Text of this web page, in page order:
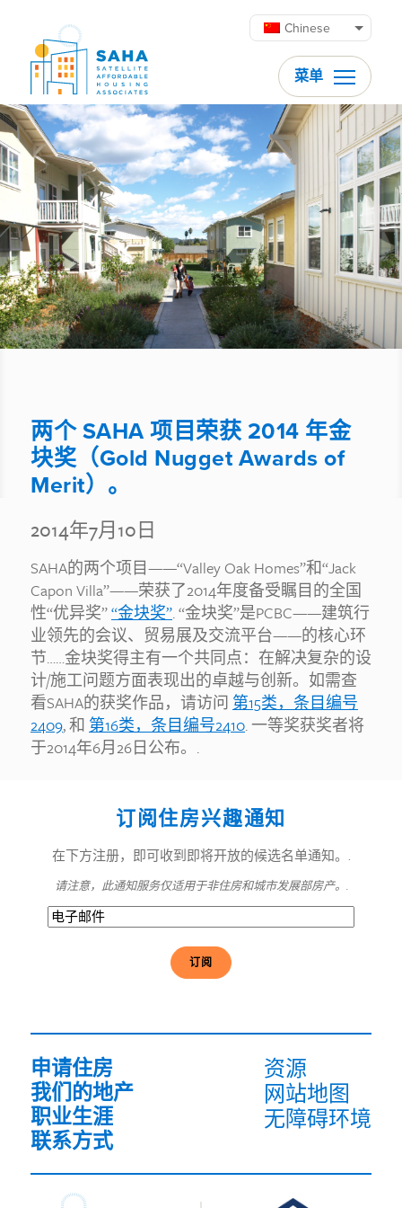
Chinese
菜单
两个 SAHA 项目荣获 2014 年金
块奖（Gold Nugget Awards of
Merit）。
2014年7月10日
SAHA的两个项目——“Valley Oak Homes”和“Jack
Capon Villa”——荣获了2014年度备受瞩目的全国
性“优异奖”“金块奖”. “金块奖”是PCBC——建筑行
业领先的会议、贸易展及交流平台——的核心环
节……金块奖得主有一个共同点：在解决复杂的设
计/施工问题方面表现出的卓越与创新。如需查
看SAHA的获奖作品，请访问 第15类，条目编号
2409, 和 第16类，条目编号2410. 一等奖获奖者将
于2014年6月26日公布。.
订阅住房兴趣通知
在下方注册，即可收到即将开放的候选名单通知。.
请注意，此通知服务仅适用于非住房和城市发展部房产。.
电
子
申请住房
我们的地产
职业生涯
联系方式
资源
网站地图
无障碍环境